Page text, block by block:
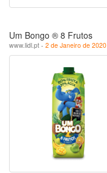
Um Bongo ® 8 Frutos
www.lidl.pt - 2 de Janeiro de 2020